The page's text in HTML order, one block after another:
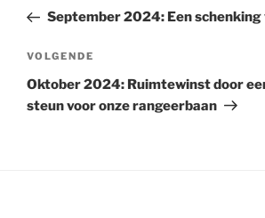
bericht
September 2024: Een schenking
Volgend
bericht
VOLGENDE
Oktober 2024: Ruimtewinst door
steun voor onze rangeerbaan